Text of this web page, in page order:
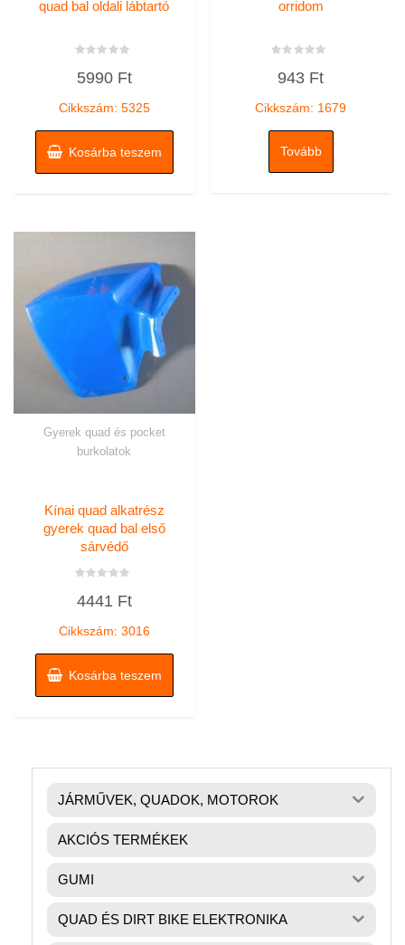
quad bal oldali lábtartó
0
5990 Ft
Cikkszám: 5325
Kosárba teszem
orridom
943 Ft
Cikkszám: 1679
Tovább
Gyerek quad és pocket
burkolatok
Kínai quad alkatrész
gyerek quad bal első
sárvédő
0
4441 Ft
Cikkszám: 3016
Kosárba teszem
JÁRMŰVEK, QUADOK, MOTOROK
AKCIÓS TERMÉKEK
GUMI
QUAD ÉS DIRT BIKE ELEKTRONIKA